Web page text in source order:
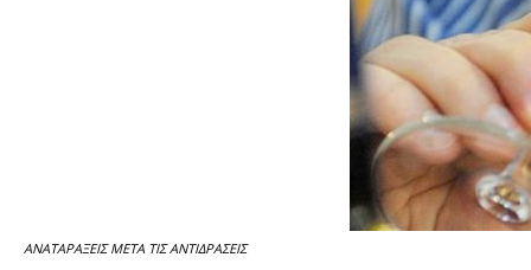
ΑΝΑΤΑΡΑΞΕΙΣ ΜΕΤΑ ΤΙΣ ΑΝΤΙΔΡΑΣΕΙΣ